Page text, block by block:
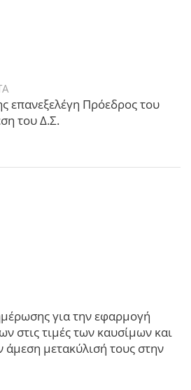
επανεξελέγη Πρόεδρος του
του Δ.Σ.
για την εφαρμογή
στις τιμές των καυσίμων και
μετακύλισή τους στην